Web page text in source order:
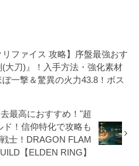
リファイス 攻略】序盤最強おす
大刀)』！入手方法・強化素材
一撃＆驚異の火力43.8！ボス
最高におすすめ！"超
！信仰特化で攻略も
士！DRAGON FLAM
【ELDEN RING】